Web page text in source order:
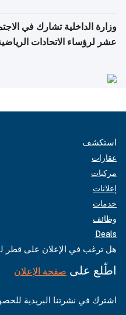
وزارة الداخلية تشارك في
عشر لرؤساء الاتحادات
استكشف
عقارات
مركبات
إعلانات
خدمات
وظائف
Deals
هل ترغب في الإعلان على قطر
اطّلع على صفحة الإعلان
اشترك في نشرتنا البريدية